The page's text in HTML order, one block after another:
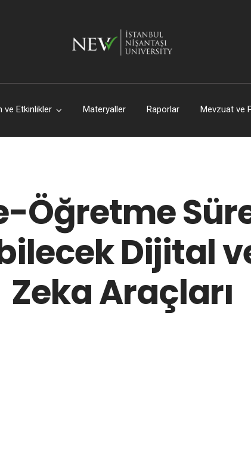
ve Etkinlikler Materyaller Raporlar Mevzuat ve
Öğretme
Dijital
Zeka Araçları